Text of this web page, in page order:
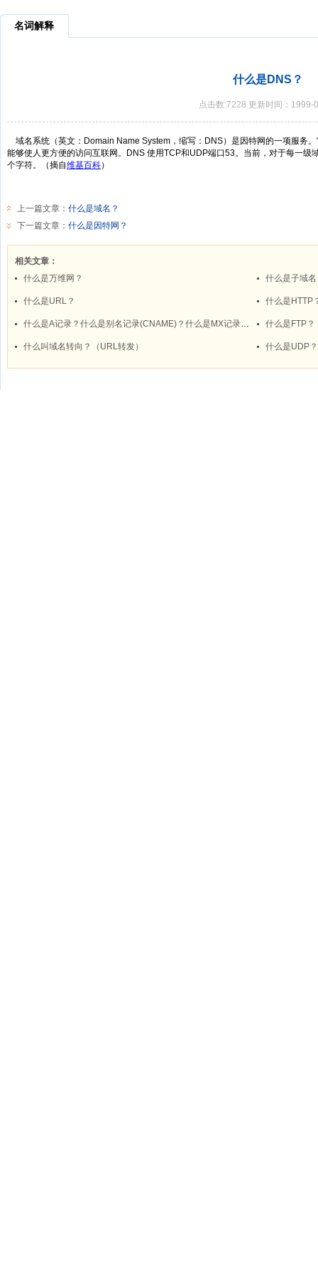
名词解释
什么是DNS？
点击数:7228 更新时间：1999-
域名系统（英文：Domain Name System，缩写：DNS）是因特网的一项服务
能够使人更方便的访问互联网。DNS 使用TCP和UDP端口53。当前，对于每一
个字符。（摘自维基百科）
上一篇文章： 什么是域名？
下一篇文章： 什么是因特网？
相关文章：
什么是万维网？
什么是子域
什么是URL？ 什么是HTTP
什么是A记录？什么是别名记录(CNAME)？什么是MX记录？什么是NS记录？ 什么是FTP？
什么叫域名转向？（URL转发） 什么是UDP？